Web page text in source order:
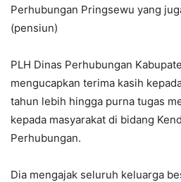
Perhubungan Pringsewu yang
(pensiun)
PLH Dinas Perhubungan
mengucapkan terima kasih
tahun lebih hingga purna tugas
kepada masyarakat di bidang
Perhubungan.
Dia mengajak seluruh keluarga